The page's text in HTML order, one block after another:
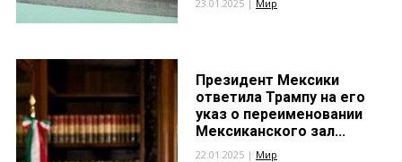
23.01.2025 | Мир
Президент Мексики
ответила Трампу на его
указ о переименовании
Мексиканского зал...
22.01.2025 | Мир